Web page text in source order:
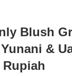
Blush
&